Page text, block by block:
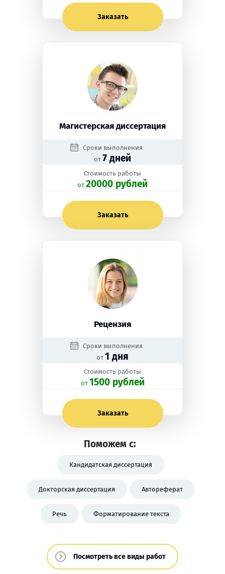
Заказать
Магистерская диссертация
Сроки выполнения
от 7 дней
Стоимость работы
oт 20000 рублей
Заказать
Рецензия
Сроки выполнения
от 1 дня
Стоимость работы
oт 1500 рублей
Заказать
Поможем с:
Кандидатская диссертация
Докторская диссертация Автореферат
Речь Форматирование текста
Посмотреть все виды работ